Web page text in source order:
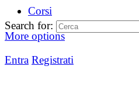
Corsi
More options
Entra Registrati
Search for: